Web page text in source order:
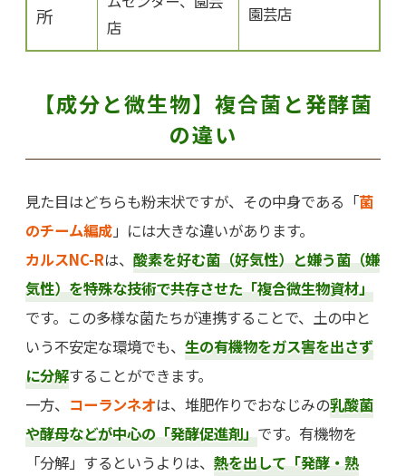
所
店
園芸店
【成分と微生物】複合菌と発酵菌
の違い
見た目はどちらも粉末状ですが、その中身である「菌
のチーム編成」には大きな違いがあります。
カルスNC-Rは、 酸素を好む菌（好気性）と嫌う菌（嫌
気性）を特殊な技術で共存させた「複合微生物資材」
です。この多様な菌たちが連携することで、土の中と
いう不安定な環境でも、 生の有機物をガス害を出さず
に分解することができます。
一方、 コーランネオは、堆肥作りでおなじみの乳酸菌
や酵母などが中心の「発酵促進剤」です。有機物を
「分解」するというよりは、 熱を出して「発酵・熟